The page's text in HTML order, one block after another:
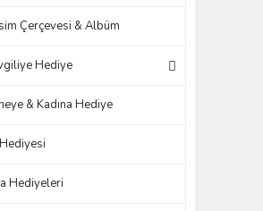
Çerçevesi & Albüm
Hediye
& Kadına Hediye
Hediyeleri